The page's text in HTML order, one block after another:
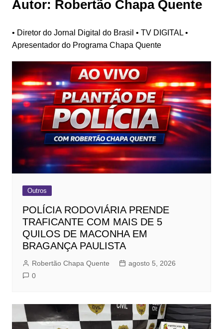
Autor: Robertão Chapa Quente
• Diretor do Jornal Digital do Brasil • TV DIGITAL •
Apresentador do Programa Chapa Quente
Outros
POLÍCIA RODOVIÁRIA PRENDE
TRAFICANTE COM MAIS DE 5
QUILOS DE MACONHA EM
BRAGANÇA PAULISTA
Robertão Chapa Quente
agosto 5, 2026
0